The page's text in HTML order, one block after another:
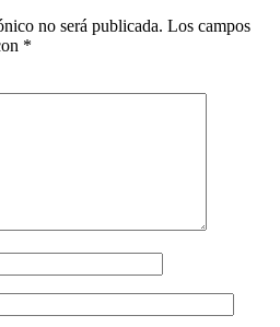
no será publicada. Los campos
*